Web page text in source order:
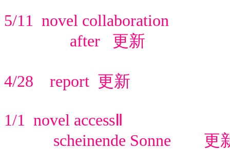
5/11 novel collaboration
after 更新
4/28 report 更新
1/1 novel accessⅡ
scheinende Sonne 更